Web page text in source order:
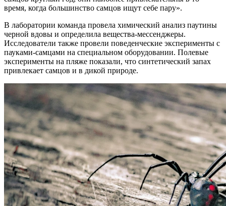
время, когда большинство самцов ищут себе пару».
В лаборатории команда провела химический анализ паутины
черной вдовы и определила вещества-мессенджеры.
Исследователи также провели поведенческие эксперименты с
пауками-самцами на специальном оборудовании. Полевые
эксперименты на пляже показали, что синтетический запах
привлекает самцов и в дикой природе.